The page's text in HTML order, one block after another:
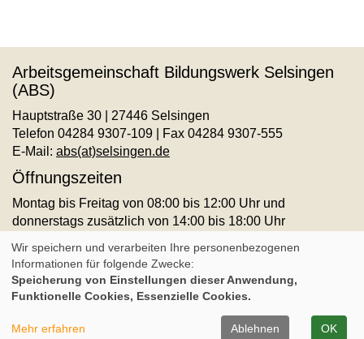
Arbeitsgemeinschaft Bildungswerk Selsingen
(ABS)
Hauptstraße 30 | 27446 Selsingen
Telefon 04284 9307-109 | Fax 04284 9307-555
E-Mail: abs(at)selsingen.de
Öffnungszeiten
Montag bis Freitag von 08:00 bis 12:00 Uhr und
donnerstags zusätzlich von 14:00 bis 18:00 Uhr
AGB
Impressum Datenschutz Widerruf
Cookie Einstellungen
Kontrast
Wir speichern und verarbeiten Ihre personenbezogenen
Informationen für folgende Zwecke:
Speicherung von Einstellungen dieser Anwendung,
Funktionelle Cookies, Essenzielle Cookies.
Mehr erfahren Ablehnen OK